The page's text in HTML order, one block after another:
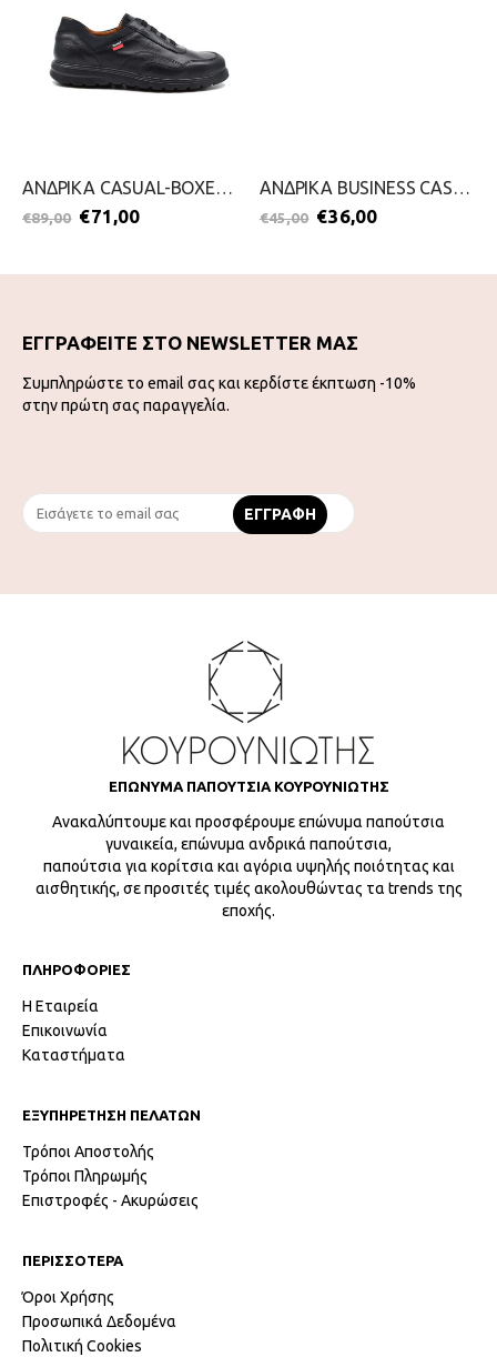
ΑΝΔΡΙΚΑ CASUAL-BOXER-2111-0227-ΜΑΥΡΟ
€89,00 €71,00
ΑΝΔΡΙΚΑ BUSINESS CASUAL-GALE-2111-0274-ΚΑΦΕ
€45,00 €36,00
ΕΓΓΡΑΦΕΙΤΕ ΣΤΟ NEWSLETTER ΜΑΣ
Συμπληρώστε το email σας και κερδίστε έκπτωση -10%
στην πρώτη σας παραγγελία.
ΕΠΩΝΥΜΑ ΠΑΠΟΥΤΣΙΑ ΚΟΥΡΟΥΝΙΩΤΗΣ
Ανακαλύπτουμε και προσφέρουμε επώνυμα παπούτσια
γυναικεία, επώνυμα ανδρικά παπούτσια,
παπούτσια για κορίτσια και αγόρια υψηλής ποιότητας και
αισθητικής, σε προσιτές τιμές ακολουθώντας τα trends της
εποχής.
ΠΛΗΡΟΦΟΡΙΕΣ
Η Εταιρεία
Επικοινωνία
Καταστήματα
ΕΞΥΠΗΡΕΤΗΣΗ ΠΕΛΑΤΩΝ
Τρόποι Αποστολής
Τρόποι Πληρωμής
Επιστροφές - Ακυρώσεις
ΠΕΡΙΣΣΟΤΕΡΑ
Όροι Χρήσης
Προσωπικά Δεδομένα
Πολιτική Cookies